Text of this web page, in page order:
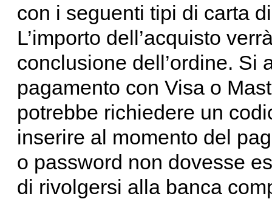
con i seguenti tipi di carta
L’importo dell’acquisto
conclusione dell’ordine. Si
pagamento con Visa o
potrebbe richiedere un
inserire al momento del
o password non dovesse
di rivolgersi alla banca